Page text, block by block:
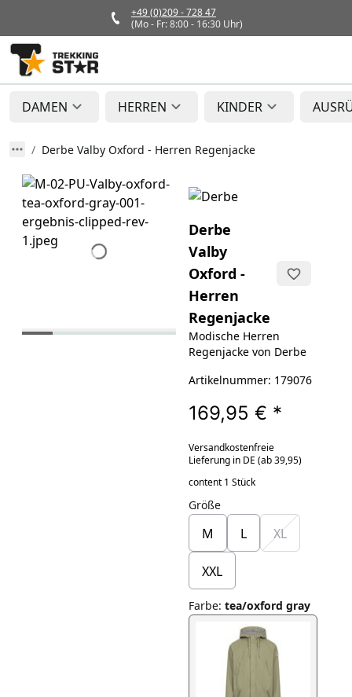
+49 (0)209 - 728 47
(Mo - Fr: 8:00 - 16:30 Uhr)
DAMEN HERREN KINDER
Derbe Valby Oxford - Herren Regenjacke
Derbe
Valby
Oxford -
Herren
Regenjacke
Modische Herren
Regenjacke von Derbe
Artikelnummer: 179076
169,95 € *
Versandkostenfreie
Lieferung in DE (ab 39,95)
content 1 Stück
Größe
M L XL
XXL
Farbe: tea/oxford gray